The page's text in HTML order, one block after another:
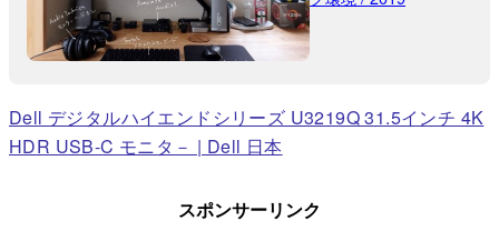
Dell デジタルハイエンドシリーズ U3219Q 31.5インチ 4K
HDR USB-C モニタ－ | Dell 日本
スポンサーリンク